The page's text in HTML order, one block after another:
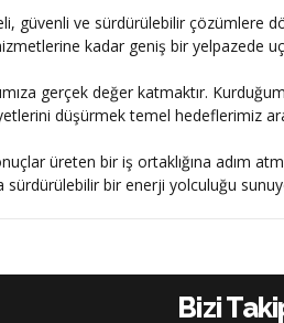
güvenli ve sürdürülebilir
kadar geniş bir yelpazede
gerçek değer katmaktır.
düşürmek temel hedeflerimiz
üreten bir iş ortaklığına adım
bir enerji yolculuğu
Bizi